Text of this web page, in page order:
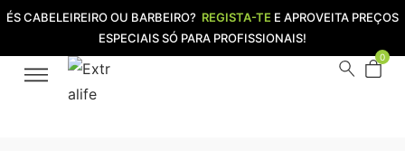
ÉS CABELEIREIRO OU BARBEIRO? REGISTA-TE E APROVEITA PREÇOS
ESPECIAIS SÓ PARA PROFISSIONAIS!
0